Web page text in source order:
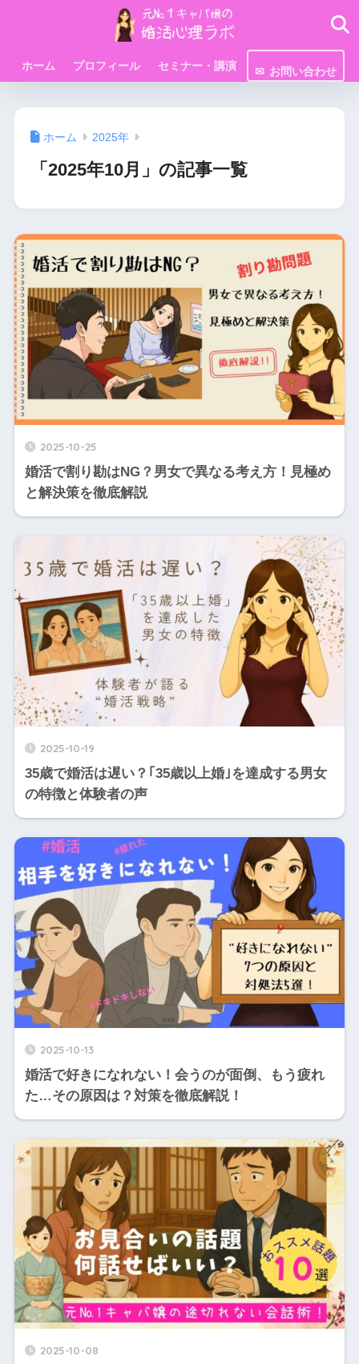
ホーム プロフィール セミナー・講演 お問い合わせ
ホーム 2025年
「2025年10月」の記事一覧
2025-10-25
婚活で割り勘はNG？男女で異なる考え方！見極め
と解決策を徹底解説
2025-10-19
35歳で婚活は遅い？｢35歳以上婚｣を達成する男女
の特徴と体験者の声
2025-10-13
婚活で好きになれない！会うのが面倒、もう疲れ
た…その原因は？対策を徹底解説！
2025-10-08